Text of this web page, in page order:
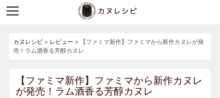
カヌレシピ> レビュー >
【ファミマ新作】ファミマから新作カヌレが発
売！ラム酒香る芳醇カヌレ
【ファミマ新作】ファミマから新作カヌレ
が発売！ラム酒香る芳醇カヌレ